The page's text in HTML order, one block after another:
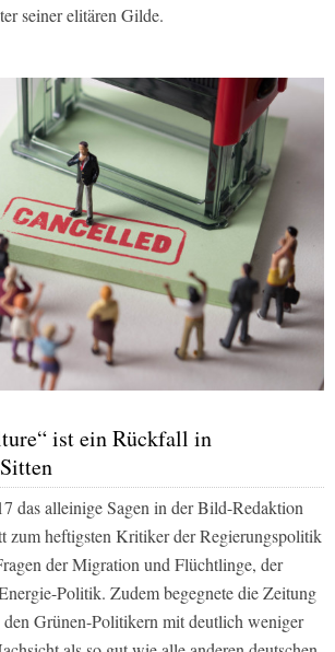
seiner elitären Gilde.
ist ein Rückfall in
das alleinige Sagen in derBild-Redaktion
zum heftigsten Kritiker der Regierungspolitik
der Migration und Flüchtlinge, der
Politik. Zudem begegnete die Zeitung
den Grünen-Politikern mit deutlich weniger